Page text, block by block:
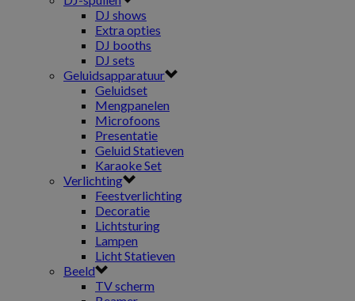
DJ shows
Extra opties
DJ booths
DJ sets
Geluidsapparatuur
Geluidset
Mengpanelen
Microfoons
Presentatie
Geluid Statieven
Karaoke Set
Verlichting
Feestverlichting
Decoratie
Lichtsturing
Lampen
Licht Statieven
Beeld
TV scherm